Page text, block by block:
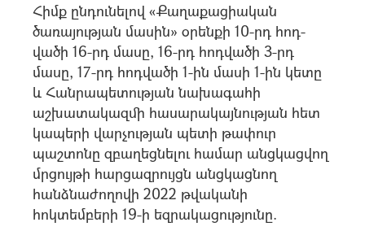
Հիմք ընդունելով «Քաղաքացիական
ծառայության մասին» օրենքի 10-րդ հոդ-
վածի 16-րդ մասը, 16-րդ հոդվածի 3-րդ
մասը, 17-րդ հոդվածի 1-ին մասի 1-ին կետը
և Հանրապետության նախագահի
աշխատակազմի հասարակայնության հետ
կապերի վարչության պետի թափուր
պաշտոնը զբաղեցնելու համար անցկացվող
մրցույթի հարցազրույցն անցկացնող
հանձնաժողովի 2022 թվականի
հոկտեմբերի 19-ի եզրակացությունը.